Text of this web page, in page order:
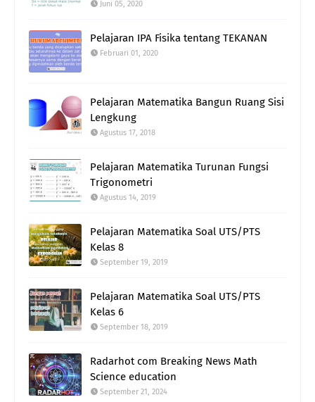
Juni 05, 2020
Pelajaran IPA Fisika tentang TEKANAN
Februari 01, 2020
Pelajaran Matematika Bangun Ruang Sisi
Lengkung
Agustus 17, 2018
Pelajaran Matematika Turunan Fungsi
Trigonometri
Agustus 14, 2019
Pelajaran Matematika Soal UTS/PTS
Kelas 8
September 19, 2019
Pelajaran Matematika Soal UTS/PTS
Kelas 6
September 18, 2019
Radarhot com Breaking News Math
Science education
September 21, 2024